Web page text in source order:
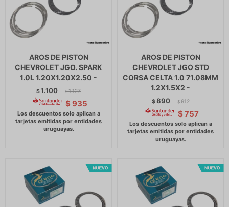
AROS DE PISTON
CHEVROLET JGO. SPARK
1.0L 1.20X1.20X2.50 -
$1.100 $ 1.127
$ 935
AROS DE PISTON
CHEVROLET JGO STD
CORSA CELTA 1.0 71.08MM
1.2X1.5X2 -
$890 $ 912
$ 757